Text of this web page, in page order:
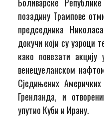
позадину Трампове
председника
докучи који су узроци
како повезати
венецуеланском
Сједињених
Гренланда, и
упутио Куби и Ирану.